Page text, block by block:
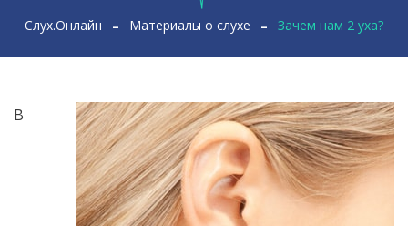
Слух.Онлайн Материалы о слухе Зачем нам 2 уха?
В